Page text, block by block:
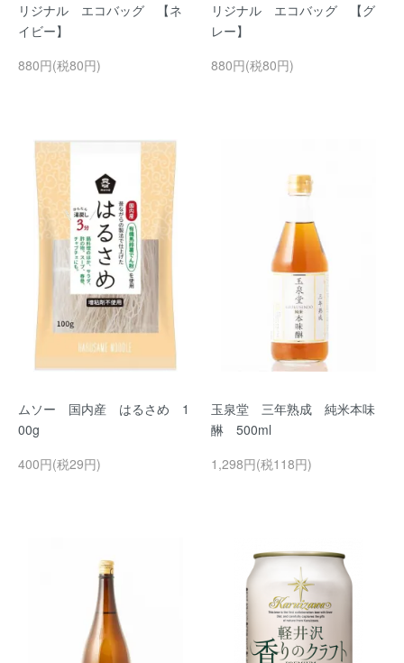
リジナル エコバッグ 【ネ
イビー】
880円(税80円)
リジナル エコバッグ 【グ
レー】
880円(税80円)
ムソー 国内産 はるさめ 1
00g
400円(税29円)
玉泉堂 三年熟成 純米本味
醂 500ml
1,298円(税118円)